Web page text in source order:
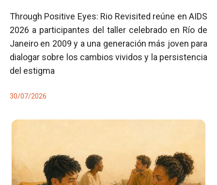
Through Positive Eyes: Rio Revisited reúne en AIDS
2026 a participantes del taller celebrado en Río de
Janeiro en 2009 y a una generación más joven para
dialogar sobre los cambios vividos y la persistencia
del estigma
30/07/2026